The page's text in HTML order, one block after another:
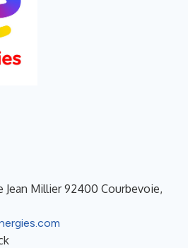
Jean Millier 92400 Courbevoie,